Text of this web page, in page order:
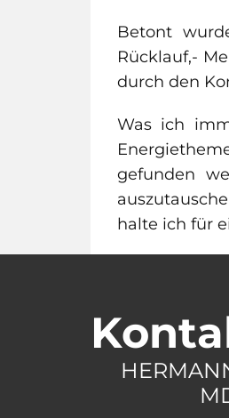
Betont
Rücklauf,-
durch den
Was ich
gefunden
halte ich für